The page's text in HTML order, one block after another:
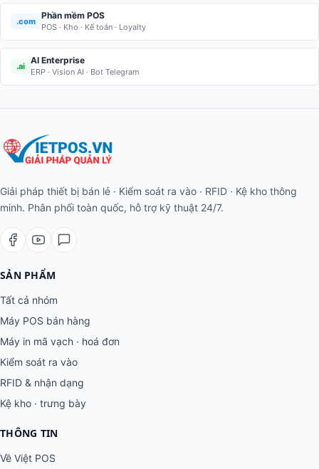
.com
Phần mềm POS
POS · Kho · Kế toán · Loyalty
.ai
AI Enterprise
ERP · Vision AI · Bot Telegram
Giải pháp thiết bị bán lẻ · Kiểm soát ra vào · RFID · Kệ kho thông
minh. Phân phối toàn quốc, hỗ trợ kỹ thuật 24/7.
SẢN PHẨM
Tất cả nhóm
Máy POS bán hàng
Máy in mã vạch · hoá đơn
Kiểm soát ra vào
RFID & nhận dạng
Kệ kho · trưng bày
THÔNG TIN
Về Việt POS